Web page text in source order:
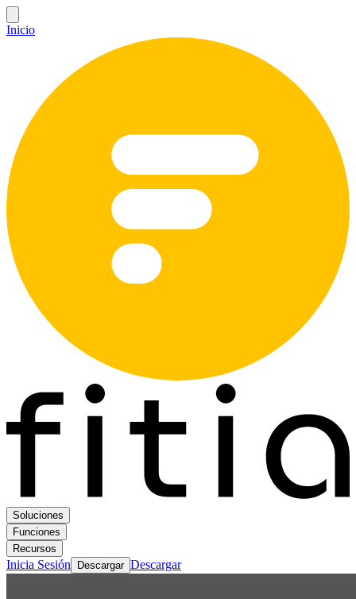
Inicio
Soluciones
Funciones
Recursos
Inicia Sesión Descargar Descargar